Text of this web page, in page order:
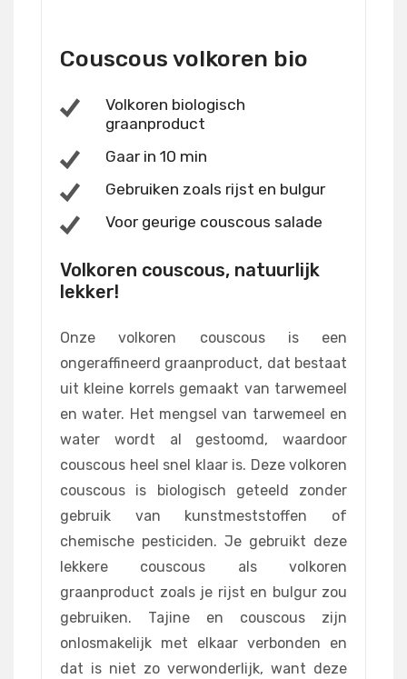
Couscous volkoren bio
Volkoren biologisch
graanproduct
Gaar in 10 min
Gebruiken zoals rijst en bulgur
Voor geurige couscous salade
Volkoren couscous, natuurlijk
lekker!
Onze volkoren couscous is een
ongeraffineerd graanproduct, dat bestaat
uit kleine korrels gemaakt van tarwemeel
en water. Het mengsel van tarwemeel en
water wordt al gestoomd, waardoor
couscous heel snel klaar is. Deze volkoren
couscous is biologisch geteeld zonder
gebruik van kunstmeststoffen of
chemische pesticiden. Je gebruikt deze
lekkere couscous als volkoren
graanproduct zoals je rijst en bulgur zou
gebruiken. Tajine en couscous zijn
onlosmakelijk met elkaar verbonden en
dat is niet zo verwonderlijk, want deze